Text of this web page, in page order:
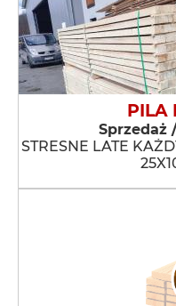
PILA
Sprzedaż
STRESNE LATE